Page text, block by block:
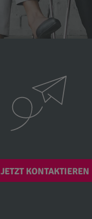
JETZT KONTAKTIEREN